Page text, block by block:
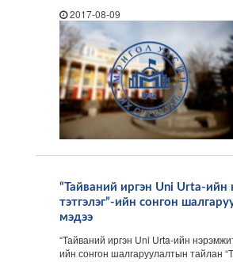
2017-08-09
“Тайваний иргэн Uni Urta-
тэтгэлэг”-ийн сонгон
мэдээ
“Тайваний иргэн Uni Urta-ийн нэрэмжит
ийн сонгон шалгаруулалтын тайлан